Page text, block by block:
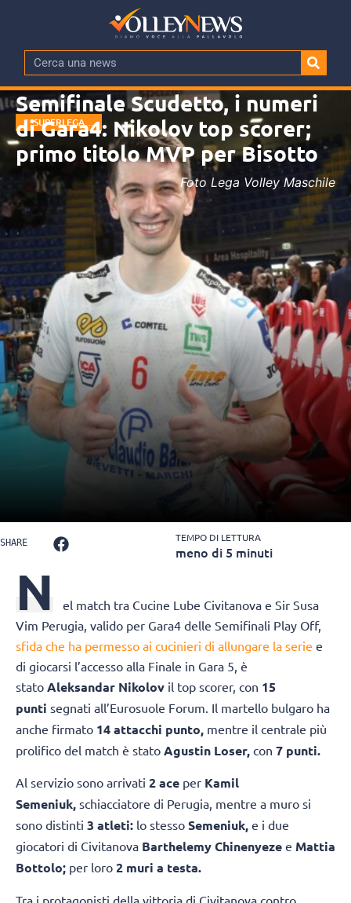
SUPERLEGA
MASCHILE
Semifinale Scudetto, i numeri
di Gara4: Nikolov top scorer;
primo titolo MVP per Bisotto
Foto Lega Volley Maschile
SHARE TEMPO DI LETTURA
meno di 5 minuti
N
el match tra Cucine Lube Civitanova e Sir Susa
Vim Perugia, valido per Gara4 delle Semifinali Play Off,
sfida che ha permesso ai cucinieri di allungare la serie e
di giocarsi l’accesso alla Finale in Gara 5, è
stato Aleksandar Nikolov il top scorer, con 15
punti segnati all’Eurosuole Forum. Il martello bulgaro ha
anche firmato 14 attacchi punto, mentre il centrale più
prolifico del match è stato Agustin Loser, con 7 punti.
Al servizio sono arrivati 2 ace per Kamil
Semeniuk, schiacciatore di Perugia, mentre a muro si
sono distinti 3 atleti: lo stesso Semeniuk, e i due
giocatori di Civitanova Barthelemy Chinenyeze e Mattia
Bottolo; per loro 2 muri a testa.
Tra i protagonisti della vittoria di Civitanova contro